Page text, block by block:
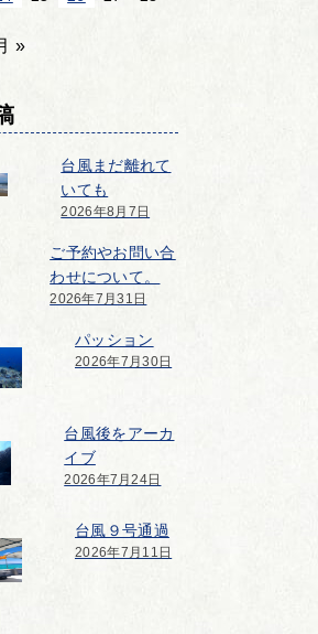
»
台風まだ離れて
いても
2026年8月7日
ご予約やお問い合
わせについて。
2026年7月31日
パッション
2026年7月30日
台風後をアーカ
イブ
2026年7月24日
台風９号通過
2026年7月11日